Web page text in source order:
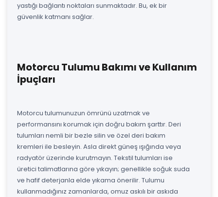
yastığı bağlantı noktaları sunmaktadır. Bu, ek bir
güvenlik katmanı sağlar.
Motorcu Tulumu Bakımı ve Kullanım
İpuçları
Motorcu tulumunuzun ömrünü uzatmak ve
performansını korumak için doğru bakım şarttır. Deri
tulumları nemli bir bezle silin ve özel deri bakım
kremleri ile besleyin. Asla direkt güneş ışığında veya
radyatör üzerinde kurutmayın. Tekstil tulumları ise
üretici talimatlarına göre yıkayın; genellikle soğuk suda
ve hafif deterjanla elde yıkama önerilir. Tulumu
kullanmadığınız zamanlarda, omuz askılı bir askıda